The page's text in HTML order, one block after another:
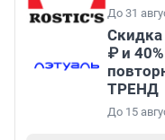
До 31
Скидка
₽ и
ТРЕНД
До 15